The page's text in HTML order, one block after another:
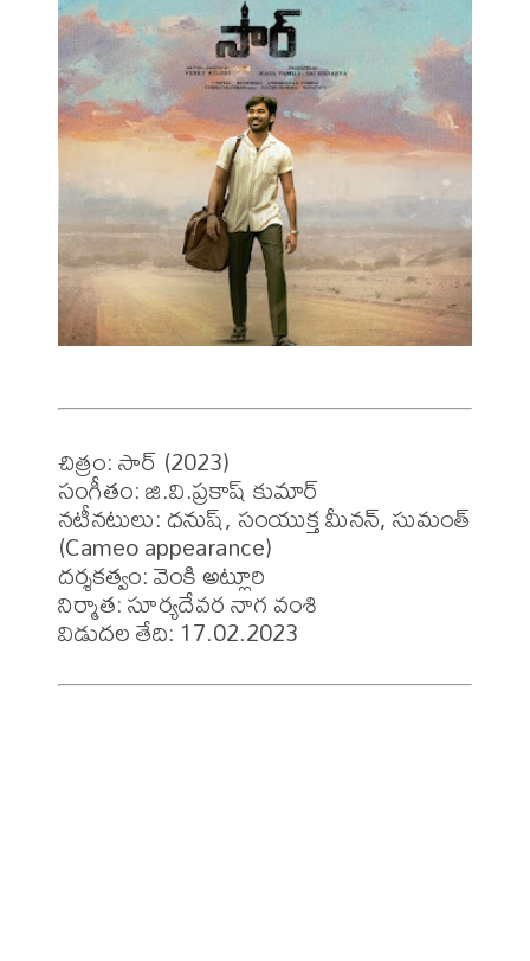
చిత్రం: సార్ (2023)
సంగీతం: జి.వి.ప్రకాష్ కుమార్
నటీనటులు: ధనుష్, సంయుక్త మీనన్, సుమంత్
(Cameo appearance)
దర్శకత్వం: వెంకి అట్లూరి
నిర్మాత: సూర్యదేవర నాగ వంశి
విడుదల తేది: 17.02.2023